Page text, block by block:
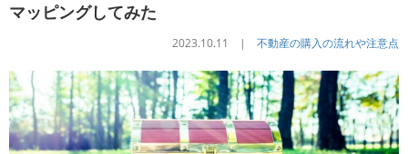
マッピングしてみた
2023.10.11 | 不動産の購入の流れや注意点